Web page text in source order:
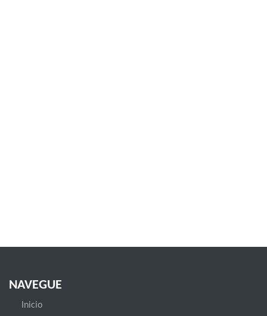
NAVEGUE
Inicio